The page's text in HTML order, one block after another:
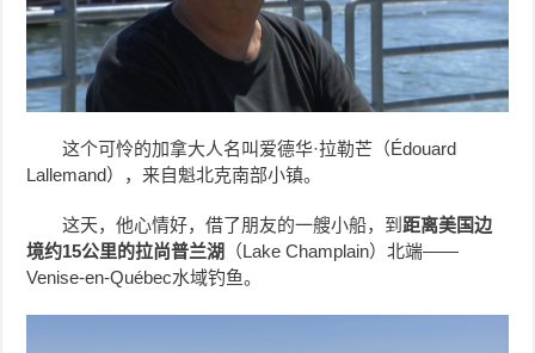
这个可怜的加拿大人名叫爱德华·拉勒芒（Édouard
Lallemand），来自魁北克南部小镇。
这天，他心情好，借了朋友的一艘小船，到 距离美国边
境约15公里的拉尚普兰湖
（Lake Champlain）北端——
Venise-en-Québec水域钓鱼。